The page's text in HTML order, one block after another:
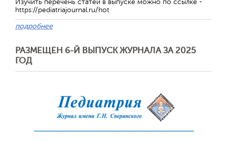
Изучить перечень статей в выпуске можно по ссылке -
https://pediatriajournal.ru/hot
подробнее
РАЗМЕЩЕН 6-Й ВЫПУСК ЖУРНАЛА ЗА 2025
ГОД
Обратная